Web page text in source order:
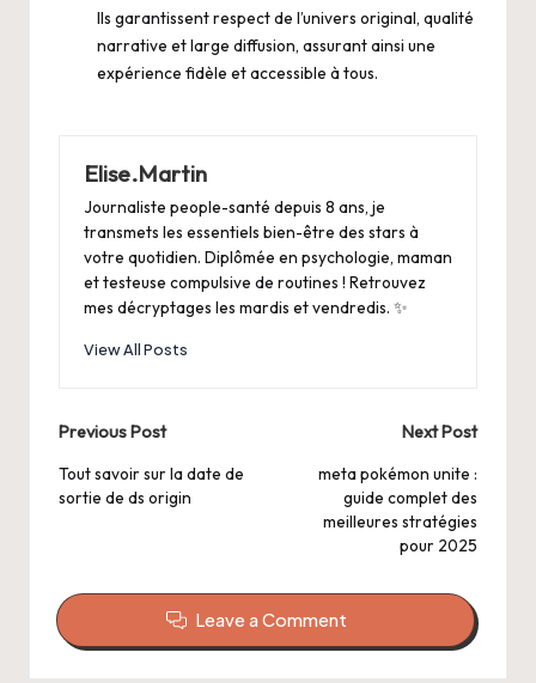
Ils garantissent respect de l’univers original, qualité
narrative et large diffusion, assurant ainsi une
expérience fidèle et accessible à tous.
Elise.Martin
Journaliste people-santé depuis 8 ans, je
transmets les essentiels bien-être des stars à
votre quotidien. Diplômée en psychologie, maman
et testeuse compulsive de routines ! Retrouvez
mes décryptages les mardis et vendredis. ✨
View All Posts
Post
navigation
Previous Post
Tout savoir sur la date de
sortie de ds origin
Next Post
meta pokémon unite :
guide complet des
meilleures stratégies
pour 2025
Leave a Comment